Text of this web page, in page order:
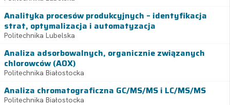
Analityka procesów produkcyjnych – identyfikacja
strat, optymalizacja i automatyzacja
Politechnika Lubelska
Analiza adsorbowalnych, organicznie związanych
chlorowców (AOX)
Politechnika Białostocka
Analiza chromatograficzna GC/MS/MS i LC/MS/MS
Politechnika Białostocka